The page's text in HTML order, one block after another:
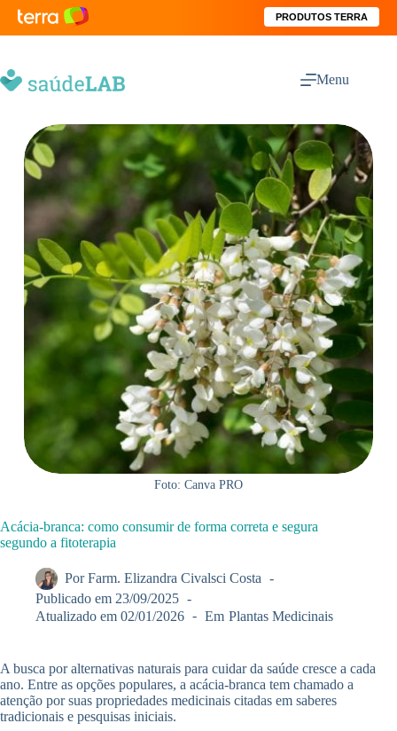
PRODUTOS TERRA
Menu
Foto: Canva PRO
Acácia-branca: como consumir de forma correta e segura
segundo a fitoterapia
Por Farm. Elizandra Civalsci Costa
Publicado em 23/09/2025
Atualizado em 02/01/2026 Em Plantas Medicinais
A busca por alternativas naturais para cuidar da saúde cresce a cada
ano. Entre as opções populares, a acácia-branca tem chamado a
atenção por suas propriedades medicinais citadas em saberes
tradicionais e pesquisas iniciais.